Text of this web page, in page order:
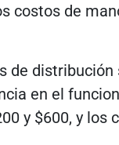
costos de
de
en el
y $600, y los